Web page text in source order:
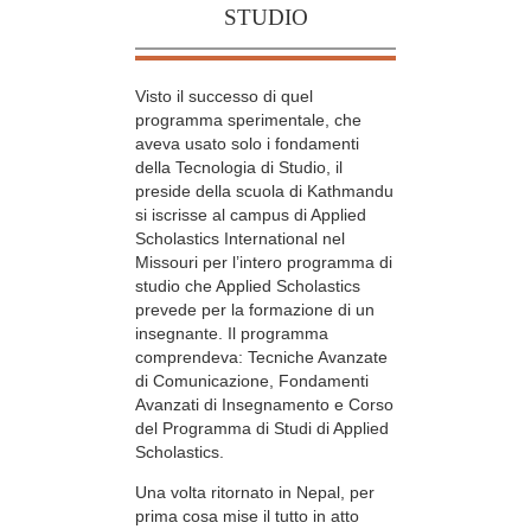
STUDIO
Visto il successo di quel
programma sperimentale, che
aveva usato solo i fondamenti
della Tecnologia di Studio, il
preside della scuola di Kathmandu
si iscrisse al campus di Applied
Scholastics International nel
Missouri per l’intero programma di
studio che Applied Scholastics
prevede per la formazione di un
insegnante. Il programma
comprendeva: Tecniche Avanzate
di Comunicazione, Fondamenti
Avanzati di Insegnamento e Corso
del Programma di Studi di Applied
Scholastics.
Una volta ritornato in Nepal, per
prima cosa mise il tutto in atto